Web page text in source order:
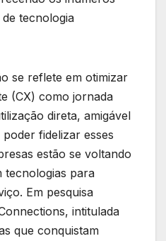
tecnologia
se reflete em otimizar
(CX) como jornada
direta, amigável
fidelizar esses
estão se voltando
tecnologias para
Em pesquisa
intitulada
que conquistam